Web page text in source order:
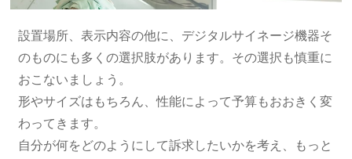
設置場所、表示内容の他に、デジタルサイネージ機器そ
のものにも多くの選択肢があります。その選択も慎重に
おこないましょう。
形やサイズはもちろん、性能によって予算もおおきく変
わってきます。
自分が何をどのようにして訴求したいかを考え、もっと